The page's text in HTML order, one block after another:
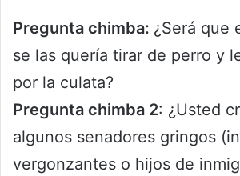
Pregunta chimba: ¿Será que
se las quería tirar de perro y
por la culata?
Pregunta chimba 2: ¿Usted
algunos senadores gringos
vergonzantes o hijos de